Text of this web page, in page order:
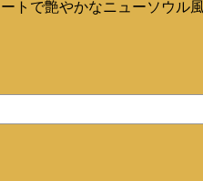
トで艶やかなニューソウル